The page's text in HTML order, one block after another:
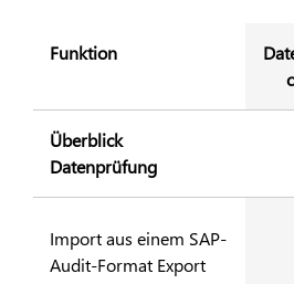
Funktion
Überblick
Datenprüfung
Import aus einem SAP-
Audit-Format Export